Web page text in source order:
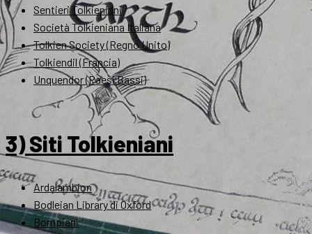
Sentieri Tolkieniani
Società Tolkieniana Italiana
Tolkien Society (Regno Unito)
Tolkiendil (Francia)
Unquendor (Paesi Bassi)
3) Siti Tolkieniani
Ardalambion
Bodleian Library di Oxford
Bompiani